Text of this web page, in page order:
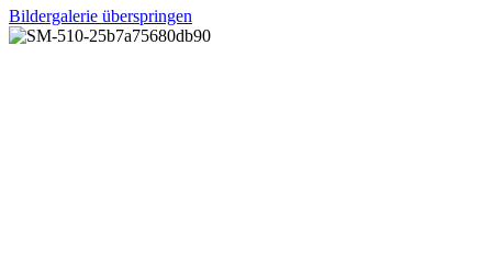
Bildergalerie überspringen